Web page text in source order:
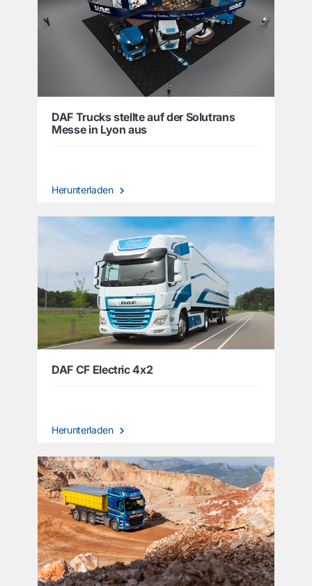
DAF Trucks stellte auf der Solutrans
Messe in Lyon aus
Herunterladen
DAF CF Electric 4x2
Herunterladen